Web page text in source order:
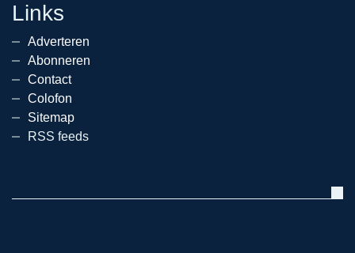
Links
Adverteren
Abonneren
Contact
Colofon
Sitemap
RSS feeds